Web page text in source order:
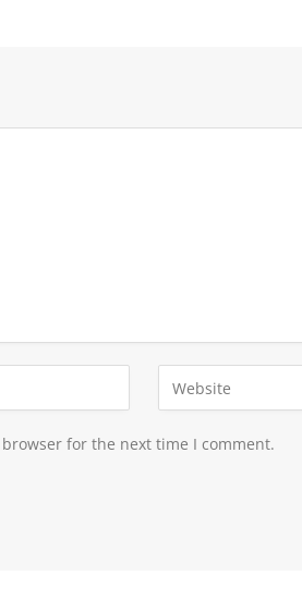
for the next time I comment.